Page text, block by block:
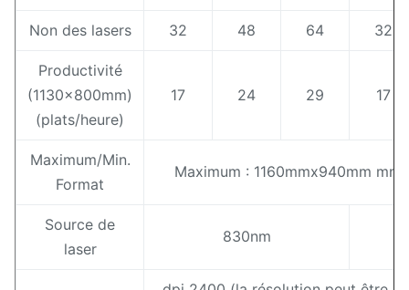
Non des lasers 32 48 64 32
Productivité
(1130x800mm)
(plats/heure)
17 24 29 17
Maximum/Min.
Format
Maximum : 1160mmx940mm mn
Source de
laser
830nm